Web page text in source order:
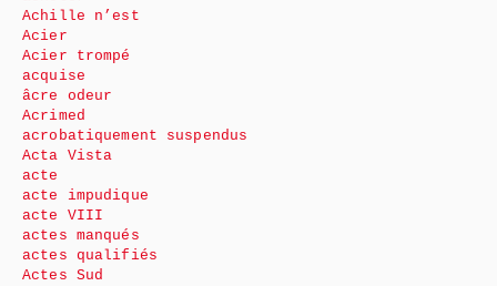
Achille n’est
Acier
Acier trompé
acquise
âcre odeur
Acrimed
acrobatiquement suspendus
Acta Vista
acte
acte impudique
acte VIII
actes manqués
actes qualifiés
Actes Sud